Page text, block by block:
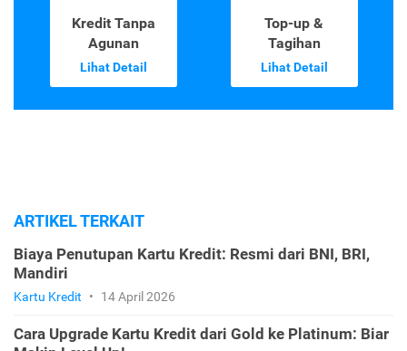
Kredit Tanpa
Agunan
Lihat Detail
Top-up &
Tagihan
Lihat Detail
ARTIKEL TERKAIT
Biaya Penutupan Kartu Kredit: Resmi dari BNI, BRI,
Mandiri
Kartu Kredit • 14 April 2026
Cara Upgrade Kartu Kredit dari Gold ke Platinum: Biar